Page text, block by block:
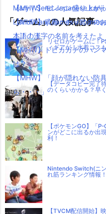
【MHW】モンハン盛り上が
【MHW】武器：チャアクの
！！！！
【MHW】トビカガチのハン
は？
【MHW】「顔が隠れない防
ら・・・」
Mary｜Send Japanese
List of kanji names
本語の漢字の名前を考えたよ
「ゲーム」の人気記事
リゼロがゲームに！
ィギアが！水着コスも
【データコピー完了
のくらいかかる？早
【ポケモンGO】「
ンがどこに出るか出
利！
Nintendo Switch(ニ
れ筋ランキング情報！
【TVCM配信開始】